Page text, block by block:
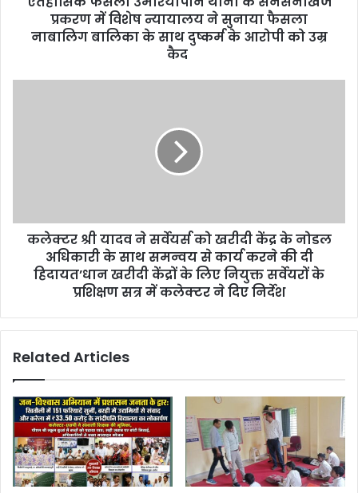
प्रकरण में विशेष न्यायालय ने सुनाया फैसला
नाबालिग बालिका के साथ दुष्कर्म के आरोपी को उम्र
कैद
कलेक्टर श्री यादव ने सर्वेयर्स को खरीदी केंद्र के नोडल
अधिकारी के साथ समन्वय से कार्य करने की दी
हिदायत’धान खरीदी केंद्रों के लिए नियुक्त सर्वेयरों के
प्रशिक्षण सत्र में कलेक्टर ने दिए निर्देश
Related Articles